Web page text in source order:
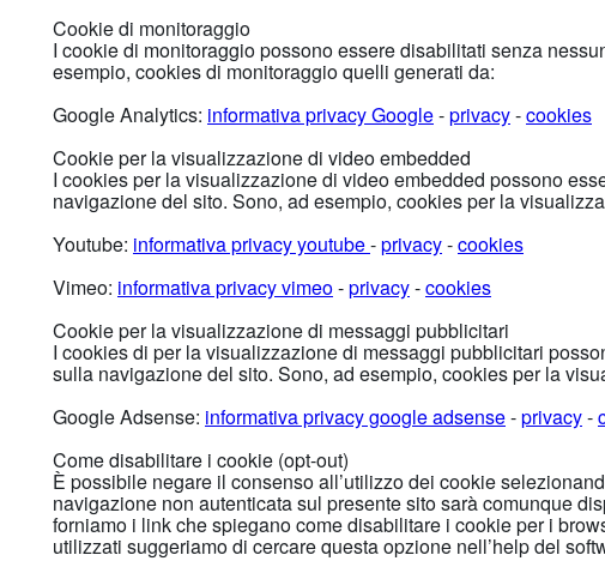
Cookie di monitoraggio
I cookie di monitoraggio possono essere disabilitati senza
esempio, cookies di monitoraggio quelli generati da:
Google Analytics: informativa privacy Google-privacy-cookies
Cookie per la visualizzazione di video embedded
I cookies per la visualizzazione di video embedded possono
navigazione del sito. Sono, ad esempio, cookies per la
Youtube: informativa privacy youtube-privacy-cookies
Vimeo: informativa privacy vimeo-privacy-cookies
Cookie per la visualizzazione di messaggi pubblicitari
I cookies di per la visualizzazione di messaggi pubblicitari
sulla navigazione del sito. Sono, ad esempio, cookies per la
Google Adsense: informativa privacy google adsense-privacy-
Come disabilitare i cookie (opt-out)
È possibile negare il consenso all’utilizzo dei cookie
navigazione non autenticata sul presente sito sarà comunque
forniamo i link che spiegano come disabilitare i cookie per i
utilizzati suggeriamo di cercare questa opzione nell’help del